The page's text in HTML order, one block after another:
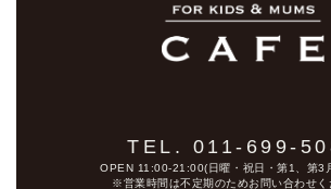
TEL. 011-699-
OPEN 11:00-21:00(日曜・祝日・第1、第3
※営業時間は不定期のためお問い合わせく